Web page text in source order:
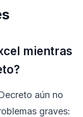
mientras
aún no
graves: